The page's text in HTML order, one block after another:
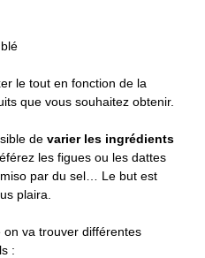
le tout en fonction de la
que vous souhaitez obtenir.
de varier les ingrédients
les figues ou les dattes
par du sel… Le but est
plaira.
va trouver différentes
: